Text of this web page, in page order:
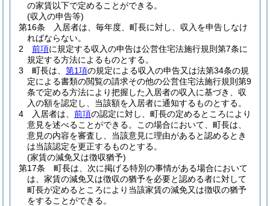
の家賃以下で定めることができる。
(収入の申告等)
第16条
入居者は、毎年度、町長に対し、収入を申告しなけ
ればならない。
2
前項に規定する収入の申告は公営住宅法施行規則第7条に
規定する方法によるものとする。
3
町長は、 第1項の規定による収入の申告又は法第34条の規
定による書類の閲覧の請求その他の公営住宅法施行規則第9
条で定める方法により把握した入居者の収入に基づき、収
入の額を認定し、当該額を入居者に通知するものとする。
4
入居者は、 前項の認定に対し、町長の定めるところにより
意見を述べることができる。
この場合において、町長は、
意見の内容を審査し、当該意見に理由があると認めるとき
は当該認定を更正するものとする。
(家賃の減免又は徴収猶予)
第17条
町長は、次に掲げる特別の事情がある場合において
は、家賃の減免又は徴収の猶予を必要と認める者に対して
町長が定めるところにより当該家賃の減免又は徴収の猶予
をすることができる。